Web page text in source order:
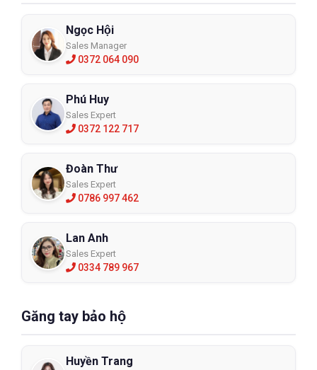
Ngọc Hội
Sales Manager
0372 064 090
Phú Huy
Sales Expert
0372 122 717
Đoàn Thư
Sales Expert
0786 997 462
Lan Anh
Sales Expert
0334 789 967
Găng tay bảo hộ
Huyền Trang